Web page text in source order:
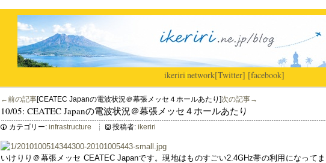
ikeriri|network[Twitter] [facebook]
←前の記事[CEATEC Japanの電波状況＠幕張メッセ４ホールあたり]次の記事→
10/05: CEATEC Japanの電波状況＠幕張メッセ４ホールあたり
カテゴリー: infrastructure 投稿者: ikeriri
いけりり＠幕張メッセ CEATEC Japanです。現地はものすごい2.4GHz帯の利用になってま